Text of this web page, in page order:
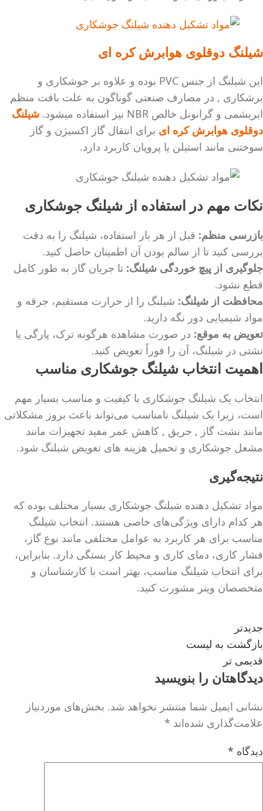
شیلنگ دوقلوی هوابرش کره ای
این شیلنگ از جنس PVC بوده و علاوه بر جوشکاری و
برشکاری , در مصارف صنعتی گوناگون به علت بافت منظم
ابریشمی و گرانونل خالص NBR نیز استفاده میشود.
شیلنگ
دوقلوی هوابرش کره ای برای انتقال گاز اکسیژن و گاز
سوختنی مانند استیلن یا پروپان کاربرد دارد.
نکات مهم در استفاده از شیلنگ جوشکاری
بازرسی منظم: قبل از هر بار استفاده، شیلنگ را به دقت
بررسی کنید تا از سالم بودن آن اطمینان حاصل کنید.
جلوگیری از پیچ خوردگی شیلنگ: تا جریان گاز به طور کامل
قطع نشود.
محافظت از شیلنگ: شیلنگ را از حرارت مستقیم، جرقه و
مواد شیمیایی دور نگه دارید.
تعویض به موقع: در صورت مشاهده هرگونه ترک، پارگی یا
نشتی در شیلنگ، آن را فوراً تعویض کنید.
اهمیت انتخاب شیلنگ جوشکاری مناسب
انتخاب یک شیلنگ جوشکاری با کیفیت و مناسب بسیار مهم
است، زیرا یک شیلنگ نامناسب می‌تواند باعث بروز مشکلاتی
مانند نشت گاز , حریق , کاهش عمر مفید تجهیزات مانند
مشعل جوشکاری و تحمیل هزینه های تعویض شیلنگ شود.
نتیجه‌گیری
مواد تشکیل دهنده شیلنگ جوشکاری بسیار مختلف بوده که
هر کدام دارای ویژگی‌های خاصی هستند. انتخاب شیلنگ
مناسب برای هر کاربرد به عوامل مختلفی مانند نوع گاز،
فشار کاری، دمای کاری و محیط کار بستگی دارد. بنابراین،
برای انتخاب شیلنگ مناسب، بهتر است با کارشناسان و
متخصصان وینر مشورت کنید.
جدیدتر
بازگشت به لیست
قدیمی تر
دیدگاهتان را بنویسید
نشانی ایمیل شما منتشر نخواهد شد. بخش‌های موردنیاز
علامت‌گذاری شده‌اند *
دیدگاه *